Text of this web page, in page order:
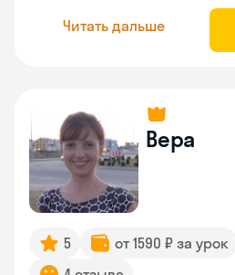
Читать дальше
Вера
5 от 1590 ₽ за урок